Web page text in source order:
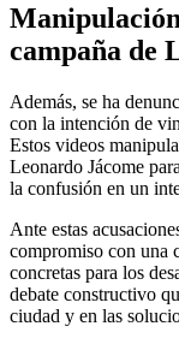
campaña de
Además, se ha
con la intención de
Estos videos
Leonardo Jácome
la confusión en un
Ante estas
compromiso con una
concretas para los
debate constructivo
ciudad y en las